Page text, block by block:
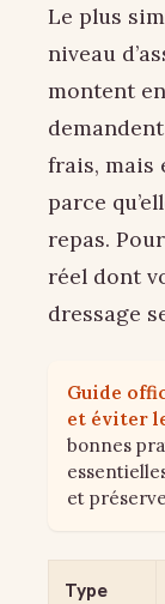
Le plus
niveau
montent
frais, mais
parce
repas.
réel dont
dressage
Guide
et éviter
bonnes
et
Type